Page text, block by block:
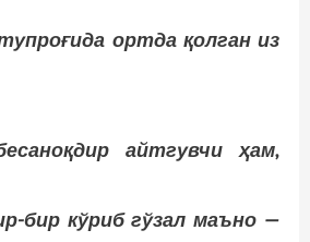
ортда қолган из
айтгувчи ҳам,
бир кўриб гўзал маъно —